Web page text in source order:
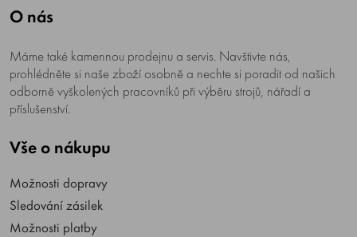
O nás
Máme také kamennou prodejnu a servis. Navštivte nás,
prohlédněte si naše zboží osobně a nechte si poradit od našich
odborně vyškolených pracovníků při výběru strojů, nářadí a
příslušenství.
Vše o nákupu
Možnosti dopravy
Sledování zásilek
Možnosti platby